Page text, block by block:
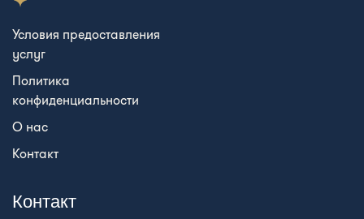
Условия предоставления
услуг
Политика
конфиденциальности
О нас
Контакт
Контакт